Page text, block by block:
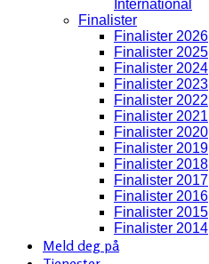
International
Finalister
Finalister 2026
Finalister 2025
Finalister 2024
Finalister 2023
Finalister 2022
Finalister 2021
Finalister 2020
Finalister 2019
Finalister 2018
Finalister 2017
Finalister 2016
Finalister 2015
Finalister 2014
Meld deg på